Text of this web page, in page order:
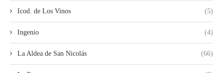
Icod. de Los Vinos (5)
Ingenio (4)
La Aldea de San Nicolás (66)